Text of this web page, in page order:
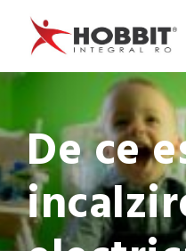
De ce